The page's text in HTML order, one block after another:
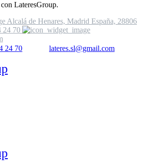
LateresGroup.
Alcalá de Henares, Madrid España, 28806
24 70
24 70
lateres.sl@gmail.com